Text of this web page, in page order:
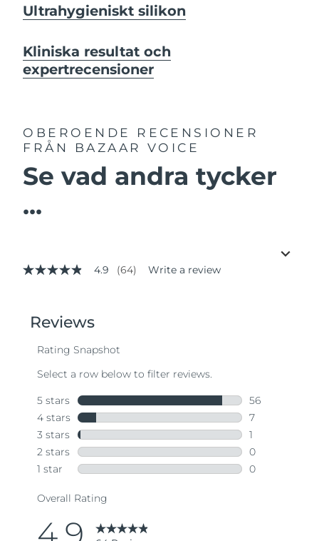
Ultrahygieniskt silikon
Kliniska resultat och
expertrecensioner
OBEROENDE RECENSIONER
FRÅN BAZAAR VOICE
Se vad andra tycker
...
4.9
stars,
average
value.
Same
page
link.
4.9 (64) Write a review